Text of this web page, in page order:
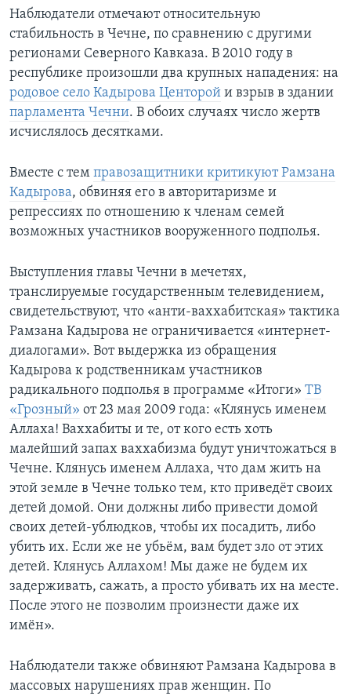
Наблюдатели отмечают относительную
стабильность в Чечне, по сравнению с другими
регионами Северного Кавказа. В 2010 году в
республике произошли два крупных нападения: на
родовое село Кадырова Центорой и взрыв в здании
парламента Чечни. В обоих случаях число жертв
исчислялось десятками.
Вместе с тем правозащитники критикуют Рамзана
Кадырова, обвиняя его в авторитаризме и
репрессиях по отношению к членам семей
возможных участников вооруженного подполья.
Выступления главы Чечни в мечетях,
транслируемые государственным телевидением,
свидетельствуют, что «анти-ваххабитская» тактика
Рамзана Кадырова не ограничивается «интернет-
диалогами». Вот выдержка из обращения
Кадырова к родственникам участников
радикального подполья в программе «Итоги» ТВ
«Грозный» от 23 мая 2009 года: «Клянусь именем
Аллаха! Ваххабиты и те, от кого есть хоть
малейший запах ваххабизма будут уничтожаться в
Чечне. Клянусь именем Аллаха, что дам жить на
этой земле в Чечне только тем, кто приведёт своих
детей домой. Они должны либо привести домой
своих детей-ублюдков, чтобы их посадить, либо
убить их. Если же не убьём, вам будет зло от этих
детей. Клянусь Аллахом! Мы даже не будем их
задерживать, сажать, а просто убивать их на месте.
После этого не позволим произнести даже их
имён».
Наблюдатели также обвиняют Рамзана Кадырова в
массовых нарушениях прав женщин. По